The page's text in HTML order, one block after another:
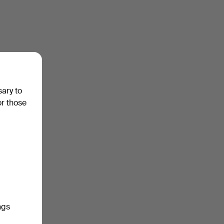
to
those